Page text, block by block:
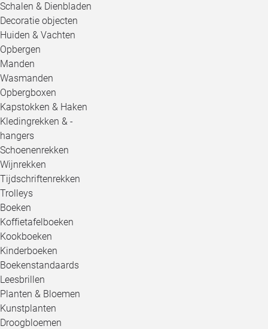
Schalen & Dienbladen
Decoratie objecten
Huiden & Vachten
Opbergen
Manden
Wasmanden
Opbergboxen
Kapstokken & Haken
Kledingrekken & -
hangers
Schoenenrekken
Wijnrekken
Tijdschriftenrekken
Trolleys
Boeken
Koffietafelboeken
Kookboeken
Kinderboeken
Boekenstandaards
Leesbrillen
Planten & Bloemen
Kunstplanten
Droogbloemen